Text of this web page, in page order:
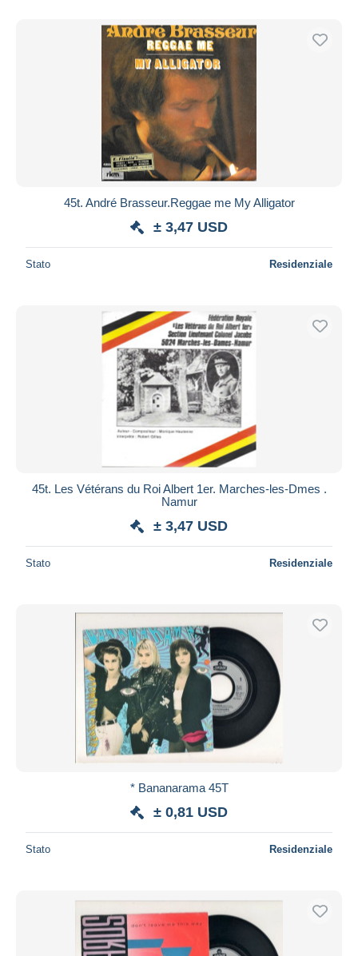
45t. André Brasseur.Reggae me My Alligator
± 3,47 USD
Stato Residenziale
45t. Les Vétérans du Roi Albert 1er. Marches-les-Dmes .
Namur
± 3,47 USD
Stato Residenziale
* Bananarama 45T
± 0,81 USD
Stato Residenziale